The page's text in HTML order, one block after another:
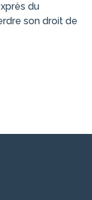
du
son droit de